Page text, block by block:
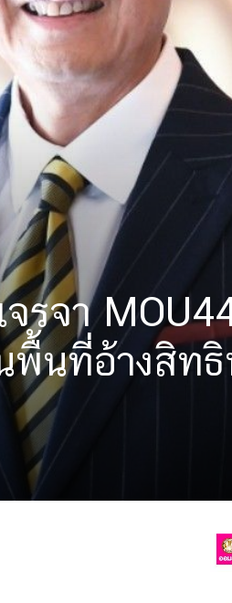
รจา
พื้นที่อ้างสิท